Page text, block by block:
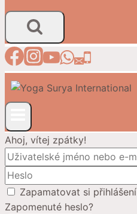
Ahoj, vítej zpátky!
Zapamatovat si přihlášení
Zapomenuté heslo?